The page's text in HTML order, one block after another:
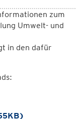
zum
Umwelt- und
in den dafür